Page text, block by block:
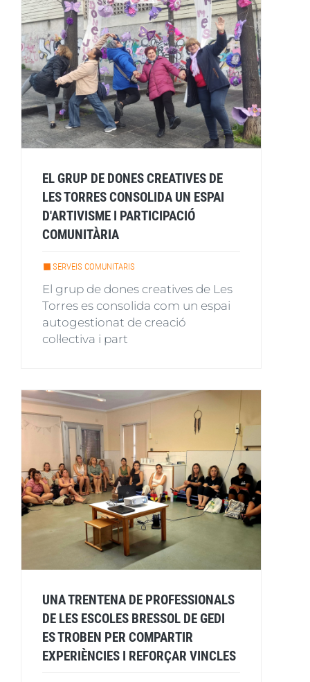
EL GRUP DE DONES CREATIVES DE
LES TORRES CONSOLIDA UN ESPAI
D'ARTIVISME I PARTICIPACIÓ
COMUNITÀRIA
SERVEIS COMUNITARIS
El grup de dones creatives de Les
Torres es consolida com un espai
autogestionat de creació
col·lectiva i part
UNA TRENTENA DE PROFESSIONALS
DE LES ESCOLES BRESSOL DE GEDI
ES TROBEN PER COMPARTIR
EXPERIÈNCIES I REFORÇAR VINCLES